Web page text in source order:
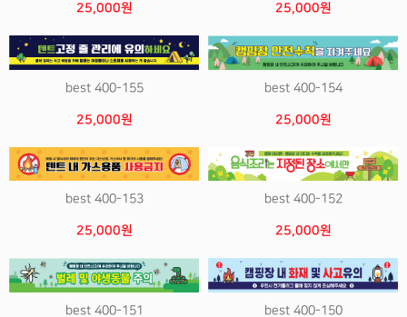
25,000원 25,000원
best 400-155
25,000원
best 400-154
25,000원
best 400-153
25,000원
best 400-152
25,000원
best 400-151 best 400-150